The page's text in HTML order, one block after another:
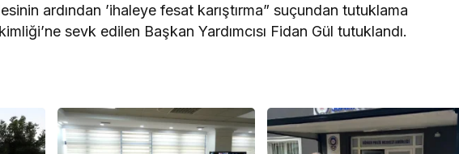
ardından ’ihaleye fesat karıştırma” suçundan tutuklama
sevk edilen Başkan Yardımcısı Fidan Gül tutuklandı.